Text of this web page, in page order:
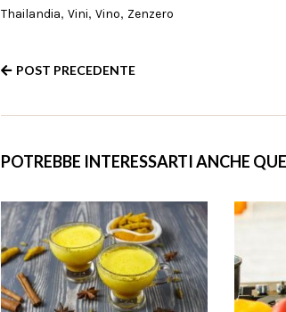
Thailandia, Vini, Vino, Zenzero
POST PRECEDENTE
POTREBBE INTERESSARTI ANCHE